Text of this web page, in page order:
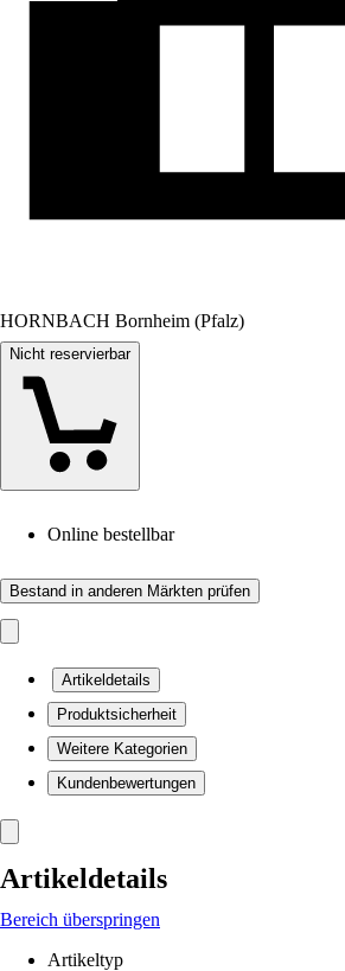
HORNBACH Bornheim (Pfalz)
Nicht reservierbar
Online bestellbar
Bestand in anderen Märkten prüfen
Artikeldetails
Produktsicherheit
Weitere Kategorien
Kundenbewertungen
Artikeldetails
Bereich überspringen
Artikeltyp